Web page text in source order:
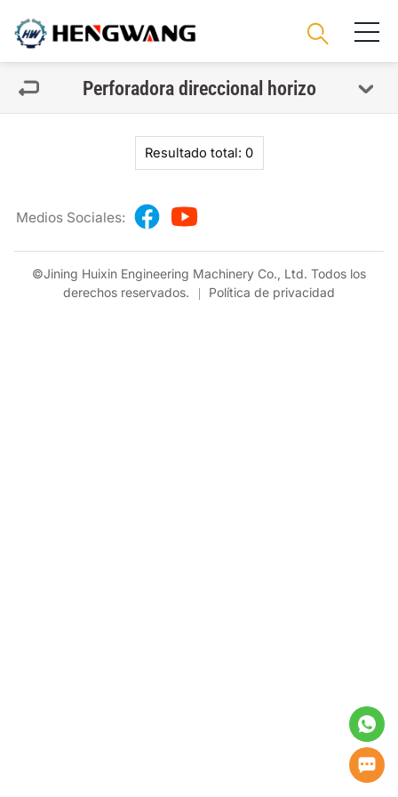
Perforadora direccional horizo
Resultado total: 0
Medios Sociales:
©Jining Huixin Engineering Machinery Co., Ltd. Todos los
derechos reservados.
Política de privacidad